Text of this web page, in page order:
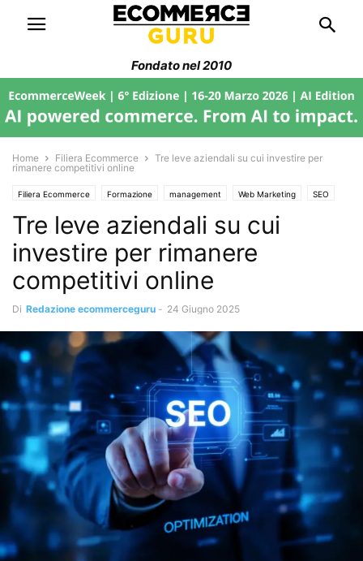
Fondato nel 2010
Home Filiera Ecommerce
Tre leve aziendali su cui investire per
rimanere competitivi online
Filiera Ecommerce Formazione management Web Marketing SEO
Trend di Mercato
Tre leve aziendali su cui
investire per rimanere
competitivi online
Di Redazione ecommerceguru - 24 Giugno 2025